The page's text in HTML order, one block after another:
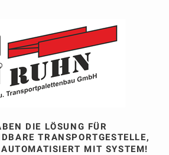
DIE LÖSUNG FÜR
TRANSPORTGESTELLE,
MIT SYSTEM!